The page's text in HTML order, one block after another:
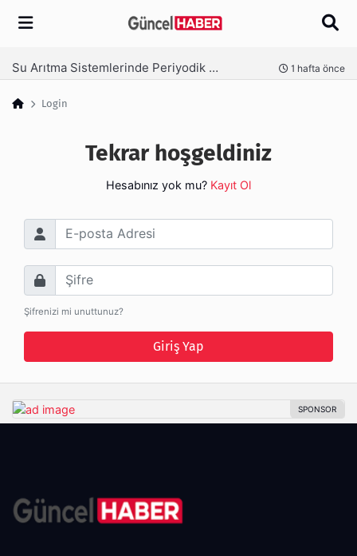
Arama
Su Arıtma Sistemlerinde Periyodik Bakım Neden Kritik? 1 hafta önce
Login
Tekrar hoşgeldiniz
Hesabınız yok mu? Kayıt Ol
E-posta Adresi
Şifre
Şifrenizi mi unuttunuz?
Giriş Yap